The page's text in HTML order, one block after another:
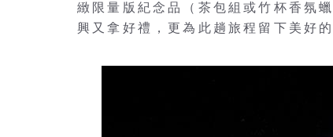
緻限量版紀念品（茶包組或竹杯香氛
興又拿好禮，更為此趟旅程留下美好的